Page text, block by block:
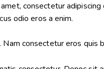
consectetur
odio eros a enim.
Nam consectetur eros quis